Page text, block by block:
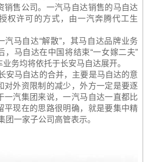
销售公司。一汽马自达销售的马自达
权许可的方式，由一汽奔腾代工生
汽马自达“解散”，其马自达品牌业务
，马自达在中国将结束“一女嫁二夫”
务均将依托于长安马自达展开。
安马自达的合并，主要是马自达的意
对外资限制的减少，外方一定是要逐
一汽集团来说，一汽马自达一直都比
平现在的思路很明确，就是要集中精
团一家子公司高管表示。